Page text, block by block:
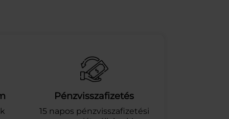
Pénzvisszafizetés
15 napos pénzvisszafizetési